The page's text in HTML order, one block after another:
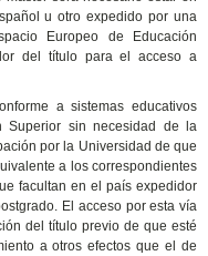
u otro expedido por una
Europeo de Educación
del título para el acceso a
a sistemas educativos
Superior sin necesidad de la
por la Universidad de que
a los correspondientes
facultan en el país expedidor
El acceso por esta vía
del título previo de que esté
a otros efectos que el de